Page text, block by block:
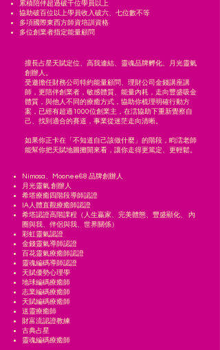
累積陪伴超過破千位學員以上
協助破百位以上學員收入破六、七位數不等
多項國際東西方師資培訓資格
多位創業者指定能量顧問
擅長占星天賦定位、高我連結、靈魂品牌孵化、月光靈氣
創辦人。
受邀擔任財務公司特約能量顧問、理財公司金錢講座講
師，更陪伴創業者，敏感體質、能量內耗，走向豐盛吸金
體質，與他人不同的療癒方式，協助你梳理明確行動方
案，已經有超過1000位創業主，在澐協助下重新覺察自
己、找到適合的賽道，事業從迷茫走向清晰。
如果你正卡在「不知道自己該做什麼」的階段，畇澐老師
能幫你把天賦地圖攤開來看，讓你走得更篤定、更輕鬆。
Nimosa、Moonee68 品牌創辦人
月光靈氣 創辦人
希塔療癒四階段導師認證
IA人體直觀療癒師認證
希塔認證高階課程（人生贏家、完美體態、豐盛顯化、 內
圈與我、伴侶與我、世界關係）
彩虹靈氣認證
金錢靈氣導師認證
百花靈氣療癒師認證
靈魂編碼導師認證
天賦優勢心理學
地球編碼療癒師
志業編碼療癒師
天賦編碼療癒師
送靈療癒師
財富流認證教練
古典占星
靈魂編碼療癒師